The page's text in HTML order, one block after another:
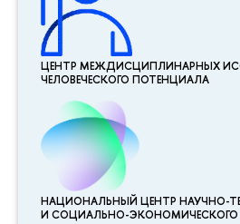
ЦЕНТР МЕЖДИСЦИПЛИНАР­НЫХ
ЧЕЛОВЕЧЕСКОГО ПОТЕНЦИАЛА
НАЦИОНАЛЬНЫЙ ЦЕНТР НАУЧНО-
И СОЦИАЛЬНО-ЭКОНОМИЧЕСКОГО